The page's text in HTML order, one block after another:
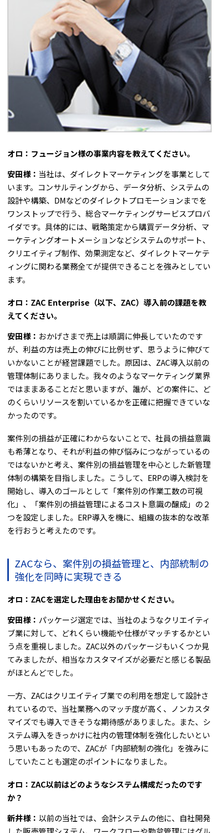
オロ：フュージョン様の事業内容を教えてください。
安田様： 当社は、ダイレクトマーケティングを事業として
います。コンサルティングから、データ分析、システムの
設計や構築、DMなどのダイレクトプロモーションまでを
ワンストップで行う、総合マーケティングサービスプロバ
イダです。具体的には、戦略策定から購買データ分析、マ
ーケティングオートメーションなどシステムのサポート、
クリエイティブ制作、効果測定など、ダイレクトマーケテ
ィングに関わる業務全てが提供できることを強みとしてい
ます。
オロ：ZAC Enterprise（以下、ZAC）導入前の課題を教
えてください。
安田様： おかげさまで売上は順調に伸長していたのです
が、利益の方は売上の伸びに比例せず、思うように伸びて
いかないことが経営課題でした。原因は、ZAC導入以前の
管理体制にありました。我々のようなマーケティング業界
ではままあることだと思いますが、誰が、どの案件に、ど
のくらいリソースを割いているかを正確に把握できていな
かったのです。
案件別の損益が正確にわからないことで、社員の損益意識
も希薄となり、それが利益の伸び悩みにつながっているの
ではないかと考え、案件別の損益管理を中心とした新管理
体制の構築を目指しました。こうして、ERPの導入検討を
開始し、導入のゴールとして「案件別の作業工数の可視
化」、「案件別の損益管理によるコスト意識の醸成」の２
つを設定しました。ERP導入を機に、組織の抜本的な改革
を行おうと考えたのです。
ZACなら、案件別の損益管理と、内部統制の
強化を同時に実現できる
オロ：ZACを選定した理由をお聞かせください。
安田様： パッケージ選定では、当社のようなクリエイティ
ブ業に対して、どれくらい機能や仕様がマッチするかとい
う点を重視しました。ZAC以外のパッケージもいくつか見
てみましたが、相当なカスタマイズが必要だと感じる製品
がほとんどでした。
一方、ZACはクリエイティブ業での利用を想定して設計さ
れているので、当社業務へのマッチ度が高く、ノンカスタ
マイズでも導入できそうな期待感がありました。また、シ
ステム導入をきっかけに社内の管理体制を強化したいとい
う思いもあったので、ZACが「内部統制の強化」を強みに
していたことも選定のポイントになりました。
オロ：ZAC以前はどのようなシステム構成だったのです
か？
新井様： 以前の当社では、会計システムの他に、自社開発